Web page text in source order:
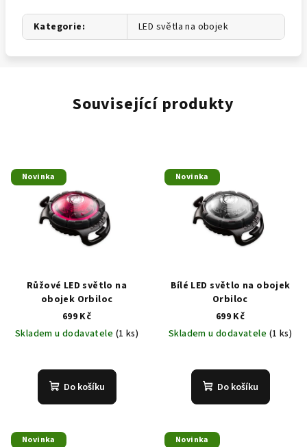
Kategorie: LED světla na obojek
Související produkty
Novinka
Růžové LED světlo na
obojek Orbiloc
699 Kč
Skladem u dodavatele (1 ks)
Do košíku
Novinka
Bílé LED světlo na obojek
Orbiloc
699 Kč
Skladem u dodavatele (1 ks)
Do košíku
Novinka Novinka